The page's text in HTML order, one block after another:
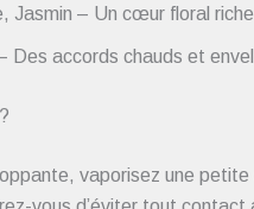
Jasmin – Un cœur floral
Des accords chauds et
vaporisez une